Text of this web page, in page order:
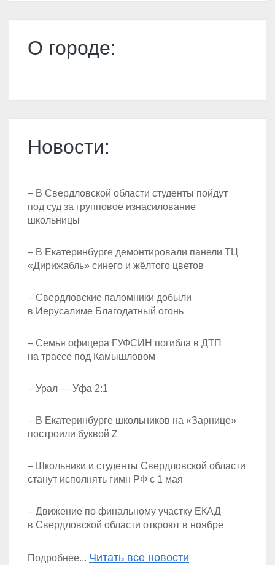
О городе:
Новости:
– В Свердловской области студенты пойдут
под суд за групповое изнасилование
школьницы
– В Екатеринбурге демонтировали панели ТЦ
«Дирижабль» синего и жёлтого цветов
– Свердловские паломники добыли
в Иерусалиме Благодатный огонь
– Семья офицера ГУФСИН погибла в ДТП
на трассе под Камышловом
– Урал — Уфа 2:1
– В Екатеринбурге школьников на «Зарнице»
построили буквой Z
– Школьники и студенты Свердловской области
станут исполнять гимн РФ с 1 мая
– Движение по финальному участку ЕКАД
в Свердловской области откроют в ноябре
Подробнее... Читать все новости